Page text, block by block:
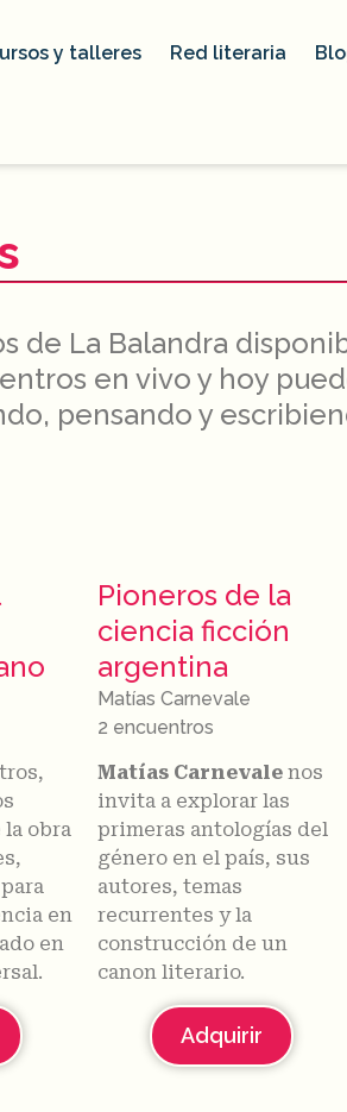
y talleres Red literaria
de La Balandra
en vivo y hoy
pensando y
la obra
en
en
Pioneros de la
ciencia ficción
argentina
Matías Carnevale
2 encuentros
Matías Carnevale nos
invita a explorar las
primeras antologías del
género en el país, sus
autores, temas
recurrentes y la
construcción de un
canon literario.
Adquirir